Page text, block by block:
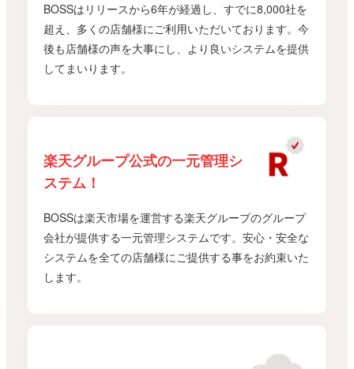
BOSSはリリースから6年が経過し、すでに8,000社を
超え、多くの店舗様にご利用いただいております。今
後も店舗様の声を大事にし、より良いシステムを提供
してまいります。
楽天グループ公式の一元管理シ
ステム！
BOSSは楽天市場を運営する楽天グループのグループ
会社が提供する一元管理システムです。安心・安全な
システムを全ての店舗様にご提供する事をお約束いた
します。